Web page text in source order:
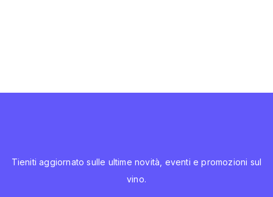
Tieniti aggiornato sulle ultime novità, eventi e promozioni sul
vino.